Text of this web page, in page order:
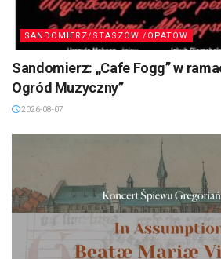
SANDOMIERZ/STASZÓW /OPATÓW
Sandomierz: „Cafe Fogg” w
Ogród Muzyczny”
2026-08-07